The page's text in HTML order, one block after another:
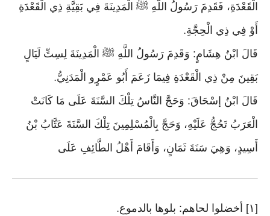
الْقَعْدَةِ، فَقَدِمَ رَسُولُ اللَّهِ ﷺ الْمَدِينَةَ فِي بَقِيَّةِ ذِي الْقَعْدَةِ
أَوْ فِي ذِي الْحِجَّةِ.
قَالَ ابْنُ هِشَامٍ: وَقَدِمَ رَسُولُ اللَّهِ ﷺ الْمَدِينَةَ لِسِتِّ لَيَالٍ
بَقِينَ مِنْ ذِي الْقَعْدَةِ فِيمَا زَعَمَ أَبُو عَمْرٍو الْمَدَنِيُّ.
قَالَ ابْنُ إسْحَاقَ: وَحَجَّ النَّاسُ تِلْكَ السَّنَةَ عَلَى مَا كَانَتْ
الْعَرَبُ تَحُجُّ عَلَيْهِ، وَحَجَّ بِالْمُسْلِمِينَ تِلْكَ السَّنَةَ عَتَّابُ بْنُ
أَسِيدٍ، وَهِيَ سَنَةَ ثَمَانٍ، وَأَقَامَ أَهْلُ الطَّائِفِ عَلَى
[١] أخضلوا لحاهم: بلوها بالدموع .